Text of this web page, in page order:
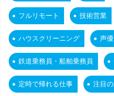
フルリモート 技術営業
ハウスクリーニング 声
鉄道乗務員・船舶乗務員
定時で帰れる仕事 注目